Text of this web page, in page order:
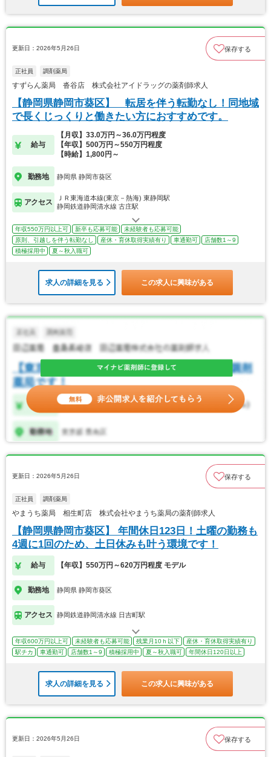
更新日：2026年5月26日 保存する
正社員 調剤薬局
すずらん薬局 沓谷店 株式会社アイドラッグの薬剤師求人
【静岡県静岡市葵区】 転居を伴う転勤なし！同地域
で長くじっくりと働きたい方におすすめです。
給与
【月収】33.0万円～36.0万円程度
【年収】500万円～550万円程度
【時給】1,800円～
勤務地 静岡県 静岡市葵区
アクセス
ＪＲ東海道本線(東京－熱海) 東静岡駅
静岡鉄道静岡清水線 古庄駅
年収550万円以上可 新卒も応募可能
未経験者も応募可能
原則、引越しを伴う転勤なし
産休・育休取得実績有り 車通勤可
店舗数1～9
積極採用中
夏～秋入職可
求人の詳細を見る この求人に興味がある
更新日：2026年5月26日 保存する
正社員 調剤薬局
やまうち薬局 相生町店 株式会社やまうち薬局の薬剤師求人
【静岡県静岡市葵区】 年間休日123日！土曜の勤務も
4週に1回のため、土日休みも叶う環境です！
給与 【年収】550万円～620万円程度 モデル
勤務地 静岡県 静岡市葵区
アクセス 静岡鉄道静岡清水線 日吉町駅
年収600万円以上可 未経験者も応募可能 残業月10ｈ以下
産休・育休取得実績有り
駅チカ
車通勤可 店舗数1～9 積極採用中 夏～秋入職可 年間休日120日以上
求人の詳細を見る この求人に興味がある
更新日：2026年5月26日 保存する